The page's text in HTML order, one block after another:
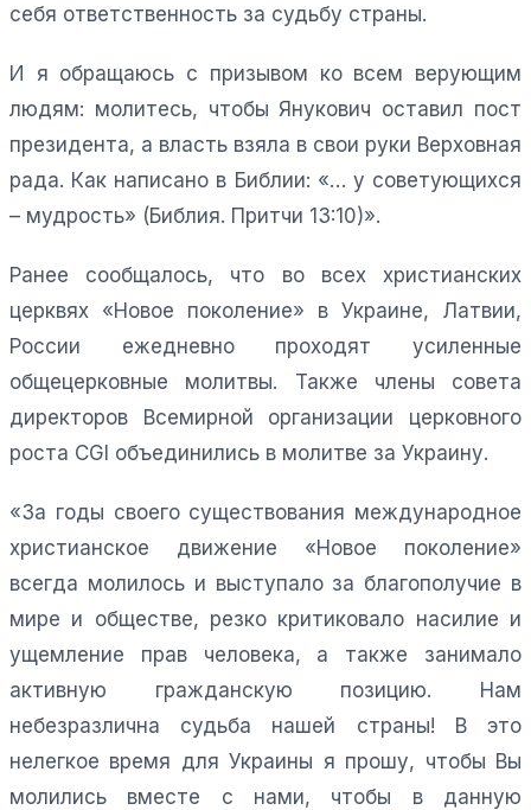
себя ответственность за судьбу страны.
И я обращаюсь с призывом ко всем верующим
людям: молитесь, чтобы Янукович оставил пост
президента, а власть взяла в свои руки Верховная
рада. Как написано в Библии: «… у советующихся
– мудрость» (Библия. Притчи 13:10)».
Ранее сообщалось, что во всех христианских
церквях «Новое поколение» в Украине, Латвии,
России ежедневно проходят усиленные
общецерковные молитвы. Также члены совета
директоров Всемирной организации церковного
роста CGI объединились в молитве за Украину.
«За годы своего существования международное
христианское движение «Новое поколение»
всегда молилось и выступало за благополучие в
мире и обществе, резко критиковало насилие и
ущемление прав человека, а также занимало
активную гражданскую позицию. Нам
небезразлична судьба нашей страны! В это
нелегкое время для Украины я прошу, чтобы Вы
молились вместе с нами, чтобы в данную